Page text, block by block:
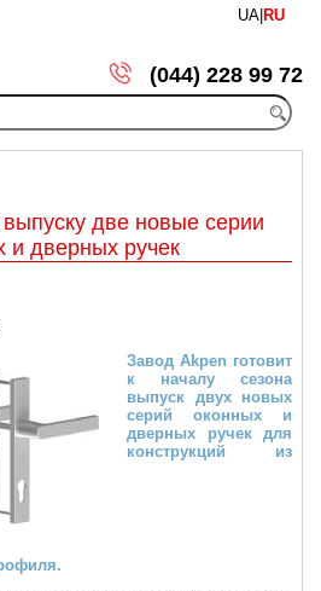
UA RU
(044) 228 99 72
выпуску две новые серии
и дверных ручек
Завод Akpen готовит
к началу сезона
выпуск двух новых
серий оконных и
дверных ручек для
конструкций из